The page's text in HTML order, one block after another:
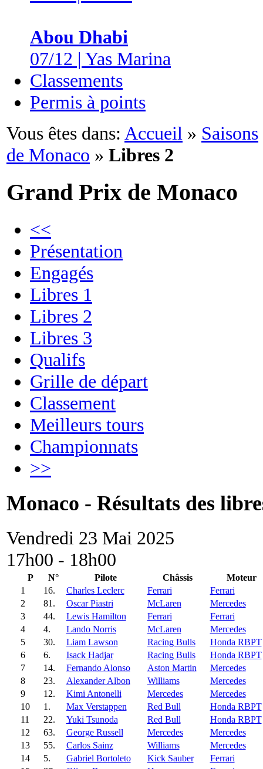
Abou Dhabi
07/12 | Yas Marina
Classements
Permis à points
Vous êtes dans: Accueil » Saisons
de Monaco » Libres 2
Grand Prix de Monaco
<<
Présentation
Engagés
Libres 1
Libres 2
Libres 3
Qualifs
Grille de départ
Classement
Meilleurs tours
Championnats
>>
Monaco - Résultats des
Vendredi 23 Mai 2025
17h00 - 18h00
P N° Pilote Châssis
Moteur
1
16. Charles Leclerc Ferrari
Ferrari
2
81. Oscar Piastri McLaren
Mercedes
3
44. Lewis Hamilton Ferrari
Ferrari
4
4. Lando Norris McLaren
Mercedes
5
30. Liam Lawson Racing Bulls
Honda RBPT
6
6. Isack Hadjar Racing Bulls
Honda RBPT
7
14. Fernando Alonso Aston Martin
Mercedes
8
23. Alexander Albon Williams
Mercedes
9
12. Kimi Antonelli Mercedes
Mercedes
10
1. Max Verstappen Red Bull
Honda RBPT
11
22. Yuki Tsunoda Red Bull
Honda RBPT
12
63. George Russell Mercedes
Mercedes
13
55. Carlos Sainz Williams
Mercedes
14
5. Gabriel Bortoleto Kick Sauber
Ferrari